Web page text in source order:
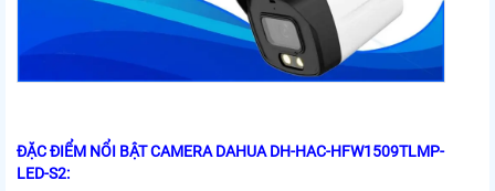
ĐẶC ĐIỂM NỔI BẬTCAMERA DAHUA DH-HAC-HFW1509TLMP-
LED-S2: